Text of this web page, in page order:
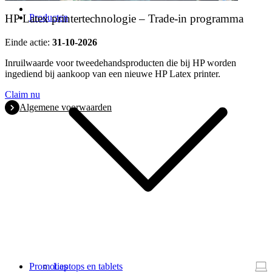
Producten
Laptops en tablets
Promoties
HP Latex printertechnologie – Trade-in programma
Einde actie: 31-10-2026
Inruilwaarde voor tweedehandsproducten die bij HP worden
ingediend bij aankoop van een nieuwe HP Latex printer.
Claim nu
Algemene voorwaarden